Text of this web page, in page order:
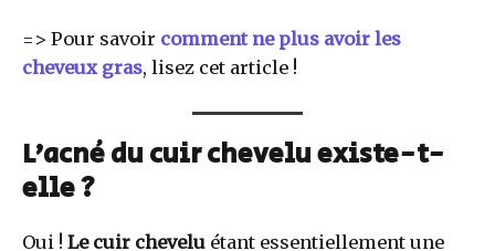
=> Pour savoir comment ne plus avoir les
cheveux gras, lisez cet article !
L’acné du cuir chevelu existe-t-
elle ?
Oui ! Le cuir chevelu étant essentiellement une